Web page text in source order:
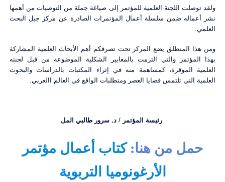
ولقد توصلت اللجنة العلمية للمؤتمر إلى صياغة جملة من التوصيات من أهمها
نشر أعماله ضمن سلسلة أعمال المؤتمرات الصادرة عن مركز جيل البحث
العلمي.
ومن هذا المنطلق يضع المركز تحت تصرفكم أهم الأبحاث العلمية المشاركة
بهذا المؤتمر والتي التزمت بالمعايير الشكلية الموضوعة من قبل لجنته
العلمية الموقرة، كمساهمة منه في إثراء المكتبات بالدراسات والبحوث
العلمية التي تلتمس قضايا العصر ومتطلبات الواقع في العالم االعربي.
رئيسة المؤتمر / د. سرور طالبي المل
حمل من هنا:كتاب أعمال مؤتمر
الأرغونوميا التربوية